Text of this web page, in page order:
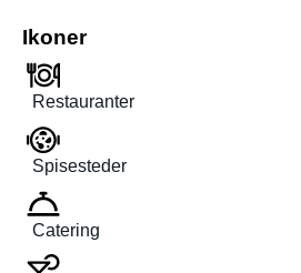
Ikoner
Restauranter
Spisesteder
Catering